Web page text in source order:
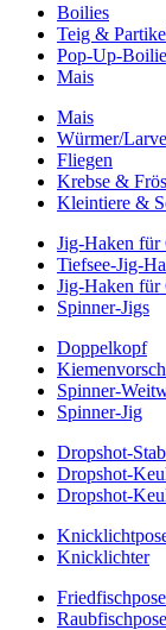
Boilies
Teig &
Pop-Up-
Mais
Mais
Würmer/
Fliegen
Krebse &
Kleintiere &
Jig-Haken für
Tiefsee-Jig-
Jig-Haken für
Spinner-Jigs
Doppelkopf
Spinner-
Spinner-Jig
Dropshot-Stab
Dropshot-
Dropshot-
Knicklichter